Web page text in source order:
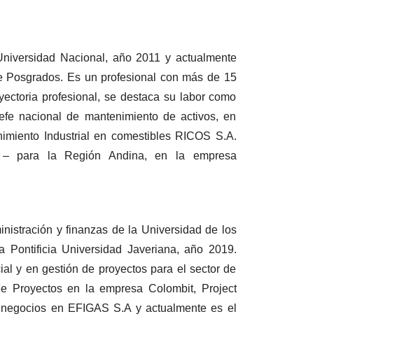
Nacional, año 2011 y actualmente
Posgrados. Es un profesional con más de 15
profesional, se destaca su labor como
nacional de mantenimiento de activos, en
Industrial en comestibles RICOS S.A.
– para la Región Andina, en la empresa
y finanzas de la Universidad de los
Universidad Javeriana, año 2019.
y en gestión de proyectos para el sector de
Proyectos en la empresa Colombit, Project
en EFIGAS S.A y actualmente es el